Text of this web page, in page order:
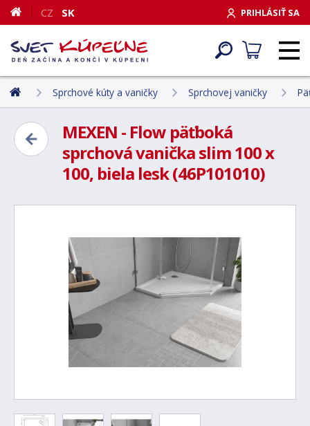
PRIHLÁSIŤ SA
CZ SK
Sprchové kúty a vaničky Sprchovej vaničky
MEXEN - Flow päťboká
sprchová vanička slim 100 x
100, biela lesk (46P101010)